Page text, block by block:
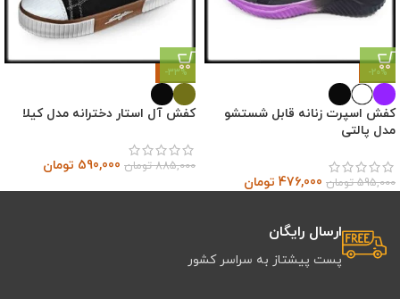
-20%
کفش اسپرت زنانه قابل شستشو
مدل پالتی
595,000 تومان 476,000 تومان
-33%
کفش آل استار دخترانه مدل کیلا
885,000 تومان 590,000 تومان
ارسال رایگان
پست پیشتاز به سراسر کشور